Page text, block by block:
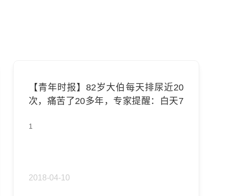
【青年时报】82岁大伯每天排尿近20
次，痛苦了20多年，专家提醒：白天7
1
2018-04-10